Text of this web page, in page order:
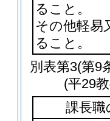
ること。
その他軽易
ること。
別表第3(第9
(平29
課長職